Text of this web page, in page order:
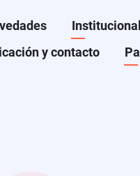
Institucional
y contacto